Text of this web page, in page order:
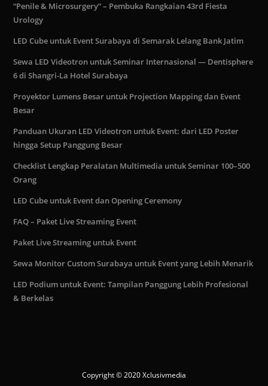
“Penile & Microsurgery” – Pembuka Rangkaian 43rd Fiesta
Urology
LED Cube untuk Event Surabaya di Semarak Lelang Bank Jatim
Sewa LED Videotron untuk Seminar Internasional — Dentisphere
6 di Shangri-La Hotel Surabaya
Proyektor Lumens Besar untuk Projection Mapping dan Event
Besar
Panduan Ukuran LED Videotron untuk Event: dari LED Poster
hingga Setup Panggung Besar
Checklist Lengkap Peralatan Multimedia untuk Seminar 100–500
Orang
LED Cube untuk Event dan Opening Ceremony
FAQ – Paket Live Streaming Event
Paket Live Streaming untuk Event
Sewa Monitor Custom Surabaya untuk Event yang Lebih Menarik
LED Podium untuk Event: Tampilan Panggung Lebih Profesional
& Berkelas
Copyright © 2020 Xclusivmedia